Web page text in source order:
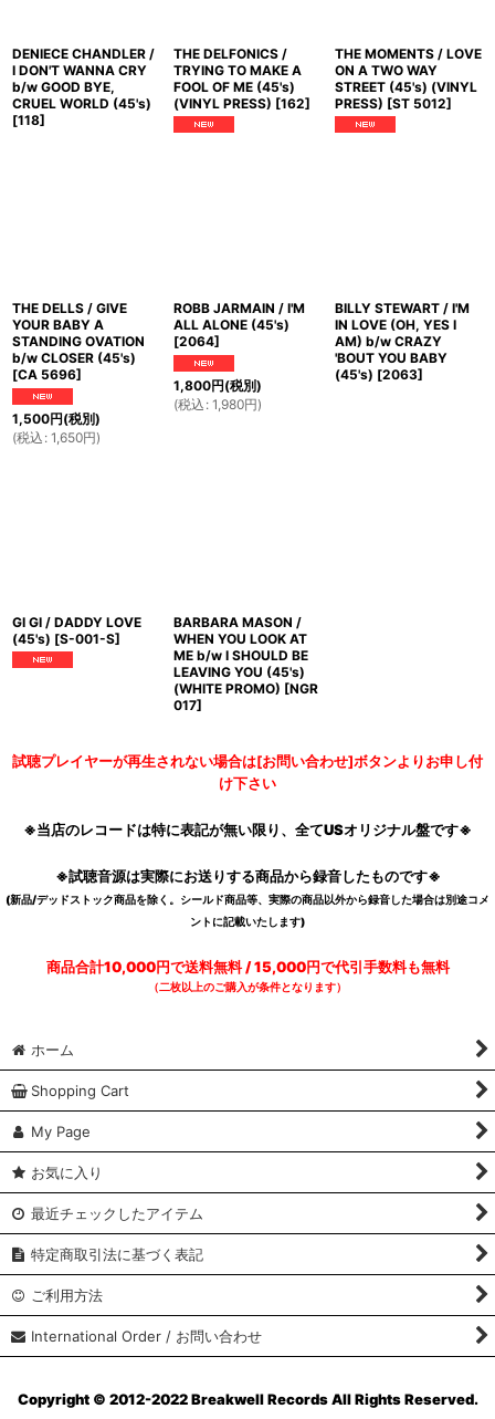
DENIECE CHANDLER /
I DON'T WANNA CRY
b/w GOOD BYE,
CRUEL WORLD (45's)
[118]
THE DELFONICS /
TRYING TO MAKE A
FOOL OF ME (45's)
(VINYL PRESS) [162]
THE MOMENTS / LOVE
ON A TWO WAY
STREET (45's) (VINYL
PRESS) [ST 5012]
THE DELLS / GIVE
YOUR BABY A
STANDING OVATION
b/w CLOSER (45's)
[CA 5696]
1,500円(税別)
(税込 : 1,650円)
ROBB JARMAIN / I'M
ALL ALONE (45's)
[2064]
1,800円(税別)
(税込 : 1,980円)
BILLY STEWART / I'M
IN LOVE (OH, YES I
AM) b/w CRAZY
'BOUT YOU BABY
(45's) [2063]
GI GI / DADDY LOVE
(45's) [S-001-S]
BARBARA MASON /
WHEN YOU LOOK AT
ME b/w I SHOULD BE
LEAVING YOU (45's)
(WHITE PROMO) [NGR
017]
試聴プレイヤーが再生されない場合は[お問い合わせ]ボタンよりお申し付
け下さい
※当店のレコードは特に表記が無い限り、全てUSオリジナル盤です※
※試聴音源は実際にお送りする商品から録音したものです※
(新品/デッドストック商品を除く。シールド商品等、実際の商品以外から録音した場合は別途コメ
ントに記載いたします)
商品合計10,000円で送料無料 / 15,000円で代引手数料も無料
（二枚以上のご購入が条件となります）
ホーム
Shopping Cart
My Page
お気に入り
最近チェックしたアイテム
特定商取引法に基づく表記
ご利用方法
International Order / お問い合わせ
Copyright © 2012-2022 Breakwell Records All Rights Reserved.